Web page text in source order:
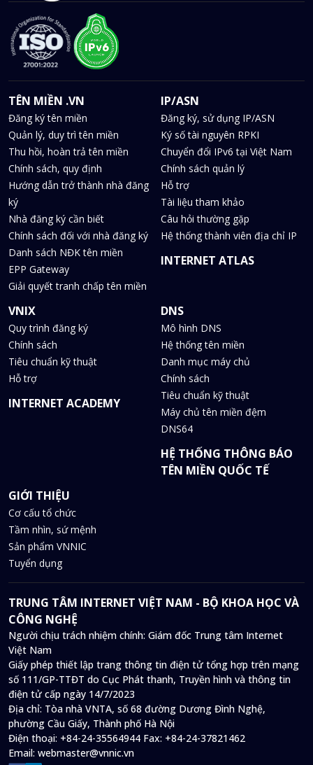
TÊN MIỀN .VN
Đăng ký tên miền
Quản lý, duy trì tên miền
Thu hồi, hoàn trả tên miền
Chính sách, quy định
Hướng dẫn trở thành nhà đăng
ký
Nhà đăng ký cần biết
Chính sách đối với nhà đăng ký
Danh sách NĐK tên miền
EPP Gateway
Giải quyết tranh chấp tên miền
IP/ASN
Đăng ký, sử dụng IP/ASN
Ký số tài nguyên RPKI
Chuyển đổi IPv6 tại Việt Nam
Chính sách quản lý
Hỗ trợ
Tài liệu tham khảo
Câu hỏi thường gặp
Hệ thống thành viên địa chỉ IP
INTERNET ATLAS
VNIX
Quy trình đăng ký
Chính sách
Tiêu chuẩn kỹ thuật
Hỗ trợ
INTERNET ACADEMY
DNS
Mô hình DNS
Hệ thống tên miền
Danh mục máy chủ
Chính sách
Tiêu chuẩn kỹ thuật
Máy chủ tên miền đệm
DNS64
HỆ THỐNG THÔNG BÁO
TÊN MIỀN QUỐC TẾ
GIỚI THIỆU
Cơ cấu tổ chức
Tầm nhìn, sứ mệnh
Sản phẩm VNNIC
Tuyển dụng
TRUNG TÂM INTERNET VIỆT NAM - BỘ KHOA HỌC VÀ
CÔNG NGHỆ
Người chịu trách nhiệm chính: Giám đốc Trung tâm Internet
Việt Nam
Giấy phép thiết lập trang thông tin điện tử tổng hợp trên mạng
số 111/GP-TTĐT do Cục Phát thanh, Truyền hình và thông tin
điện tử cấp ngày 14/7/2023
Địa chỉ: Tòa nhà VNTA, số 68 đường Dương Đình Nghệ,
phường Cầu Giấy, Thành phố Hà Nội
Điện thoại: +84-24-35564944 Fax: +84-24-37821462
Email: webmaster@vnnic.vn